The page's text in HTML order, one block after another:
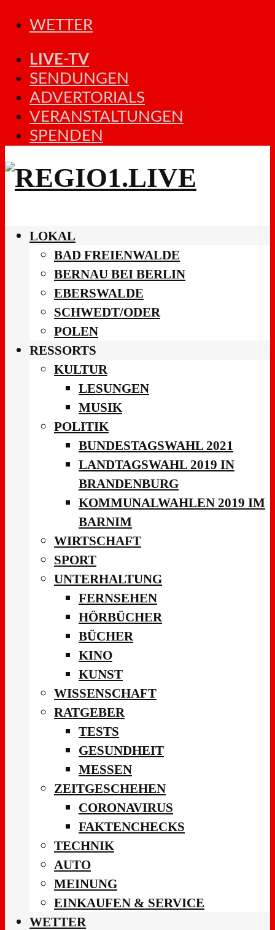
WETTER
LIVE-TV
SENDUNGEN
ADVERTORIALS
VERANSTALTUNGEN
SPENDEN
LOKAL
BAD FREIENWALDE
BERNAU BEI BERLIN
EBERSWALDE
SCHWEDT/ODER
POLEN
RESSORTS
KULTUR
LESUNGEN
MUSIK
POLITIK
BUNDESTAGSWAHL 2021
LANDTAGSWAHL 2019 IN
BRANDENBURG
KOMMUNALWAHLEN 2019 IM
BARNIM
WIRTSCHAFT
SPORT
UNTERHALTUNG
FERNSEHEN
HÖRBÜCHER
BÜCHER
KINO
KUNST
WISSENSCHAFT
RATGEBER
TESTS
GESUNDHEIT
MESSEN
ZEITGESCHEHEN
CORONAVIRUS
FAKTENCHECKS
TECHNIK
AUTO
MEINUNG
EINKAUFEN & SERVICE
WETTER